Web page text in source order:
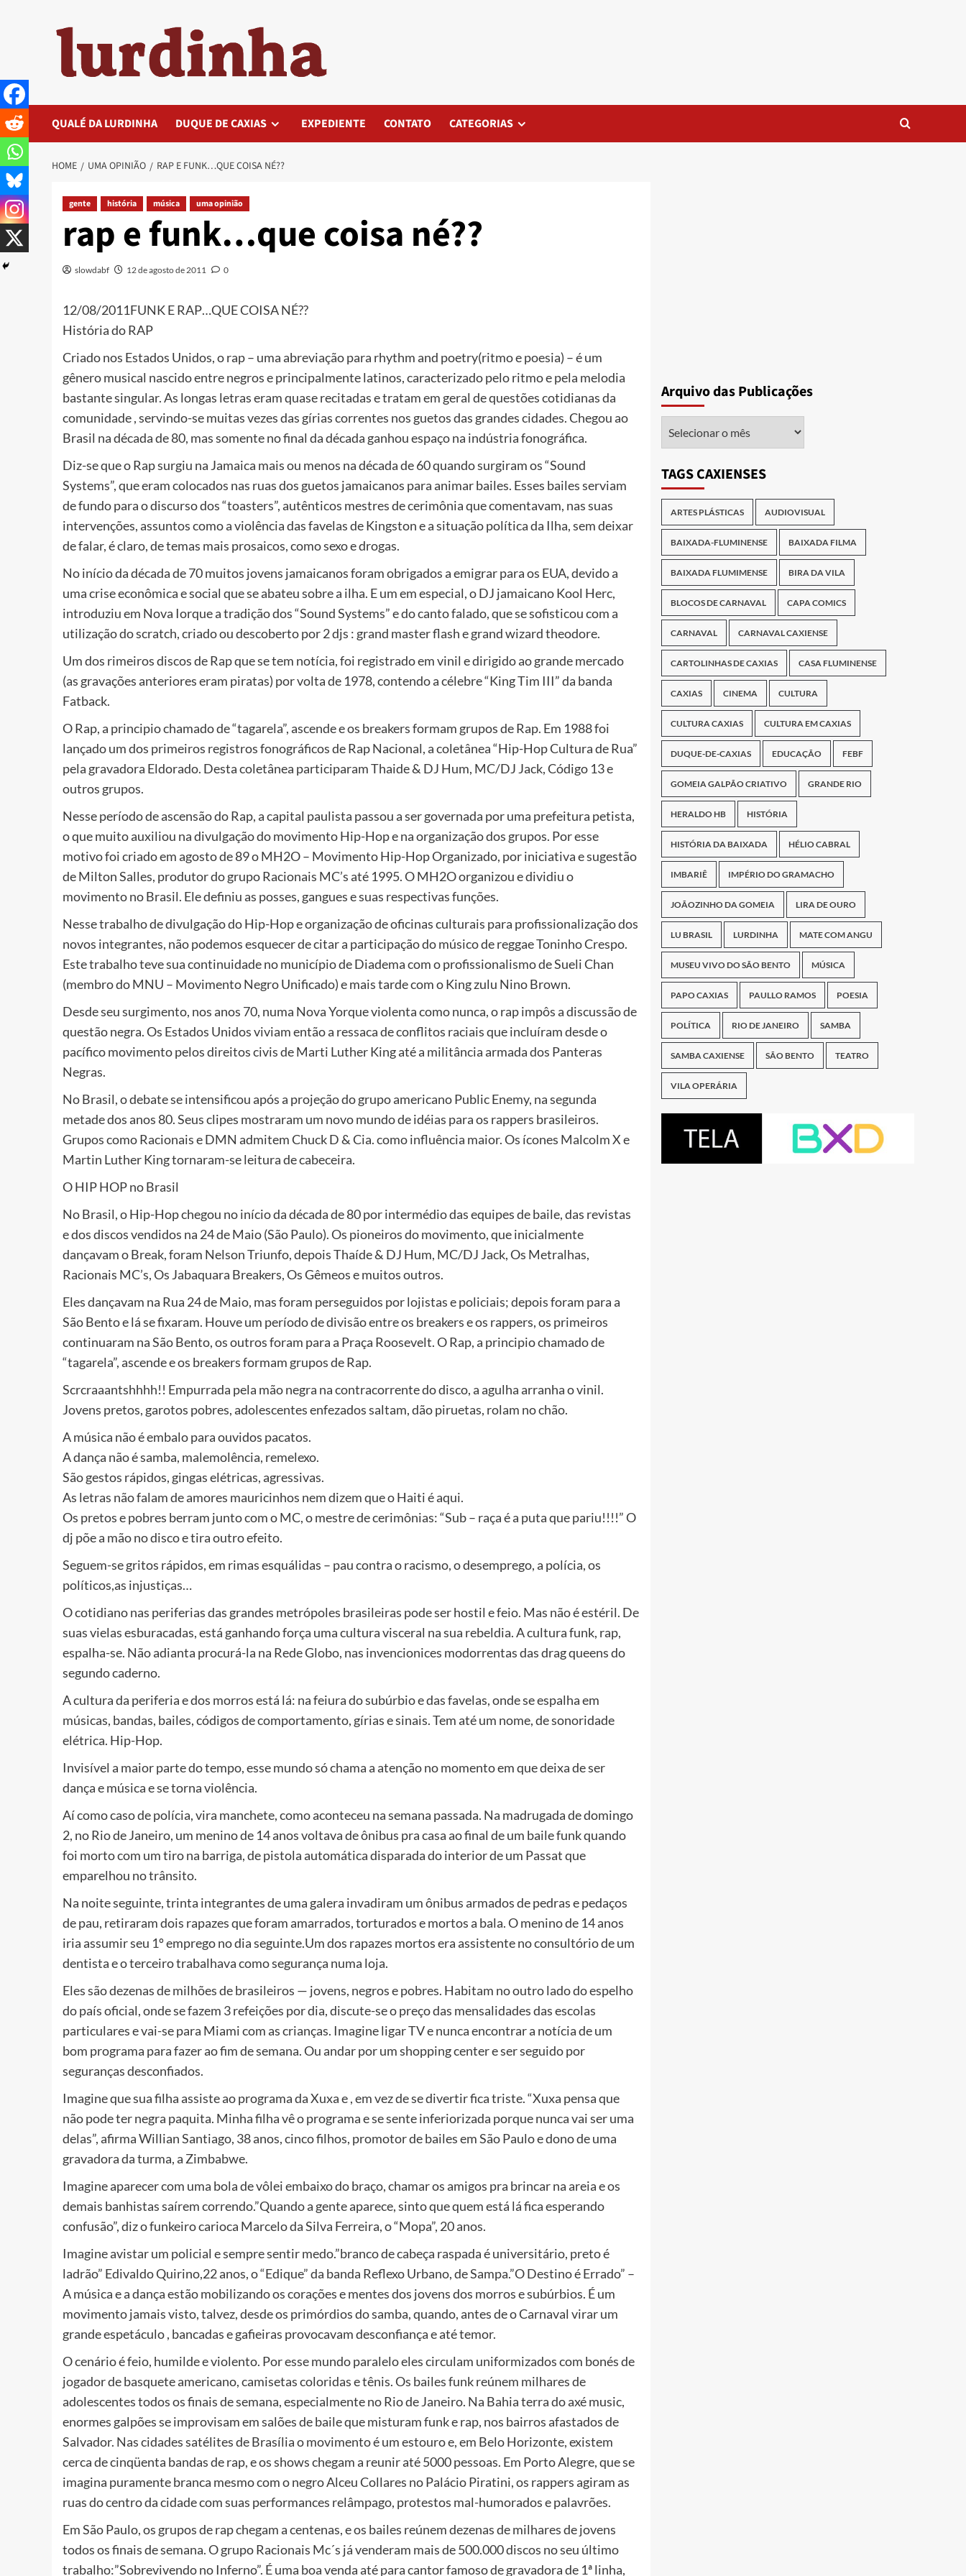
QUALÉ DA LURDINHA DUQUE DE CAXIAS EXPEDIENTE CONTATO CATEGORIAS
HOME UMA OPINIÃO RAP E FUNK…QUE COISA NÉ??
gente história música uma opinião
rap e funk…que coisa né??
slowdabf 12 de agosto de 2011 0
12/08/2011FUNK E RAP…QUE COISA NÉ??
História do RAP
Criado nos Estados Unidos, o rap – uma abreviação para rhythm and poetry(ritmo e poesia) – é um
gênero musical nascido entre negros e principalmente latinos, caracterizado pelo ritmo e pela melodia
bastante singular. As longas letras eram quase recitadas e tratam em geral de questões cotidianas da
comunidade , servindo-se muitas vezes das gírias correntes nos guetos das grandes cidades. Chegou ao
Brasil na década de 80, mas somente no final da década ganhou espaço na indústria fonográfica.
Diz-se que o Rap surgiu na Jamaica mais ou menos na década de 60 quando surgiram os “Sound
Systems”, que eram colocados nas ruas dos guetos jamaicanos para animar bailes. Esses bailes serviam
de fundo para o discurso dos “toasters”, autênticos mestres de cerimônia que comentavam, nas suas
intervenções, assuntos como a violência das favelas de Kingston e a situação política da Ilha, sem deixar
de falar, é claro, de temas mais prosaicos, como sexo e drogas.
No início da década de 70 muitos jovens jamaicanos foram obrigados a emigrar para os EUA, devido a
uma crise econômica e social que se abateu sobre a ilha. E um em especial, o DJ jamaicano Kool Herc,
introduziu em Nova Iorque a tradição dos “Sound Systems” e do canto falado, que se sofisticou com a
utilização do scratch, criado ou descoberto por 2 djs : grand master flash e grand wizard theodore.
Um dos rimeiros discos de Rap que se tem notícia, foi registrado em vinil e dirigido ao grande mercado
(as gravações anteriores eram piratas) por volta de 1978, contendo a célebre “King Tim III” da banda
Fatback.
O Rap, a principio chamado de “tagarela”, ascende e os breakers formam grupos de Rap. Em 1988 foi
lançado um dos primeiros registros fonográficos de Rap Nacional, a coletânea “Hip-Hop Cultura de Rua”
pela gravadora Eldorado. Desta coletânea participaram Thaide & DJ Hum, MC/DJ Jack, Código 13 e
outros grupos.
Nesse período de ascensão do Rap, a capital paulista passou a ser governada por uma prefeitura petista,
o que muito auxiliou na divulgação do movimento Hip-Hop e na organização dos grupos. Por esse
motivo foi criado em agosto de 89 o MH2O – Movimento Hip-Hop Organizado, por iniciativa e sugestão
de Milton Salles, produtor do grupo Racionais MC’s até 1995. O MH2O organizou e dividiu o
movimento no Brasil. Ele definiu as posses, gangues e suas respectivas funções.
Nesse trabalho de divulgação do Hip-Hop e organização de oficinas culturais para profissionalização dos
novos integrantes, não podemos esquecer de citar a participação do músico de reggae Toninho Crespo.
Este trabalho teve sua continuidade no município de Diadema com o profissionalismo de Sueli Chan
(membro do MNU – Movimento Negro Unificado) e mais tarde com o King zulu Nino Brown.
Desde seu surgimento, nos anos 70, numa Nova Yorque violenta como nunca, o rap impôs a discussão de
questão negra. Os Estados Unidos viviam então a ressaca de conflitos raciais que incluíram desde o
pacífico movimento pelos direitos civis de Marti Luther King até a militância armada dos Panteras
Negras.
No Brasil, o debate se intensificou após a projeção do grupo americano Public Enemy, na segunda
metade dos anos 80. Seus clipes mostraram um novo mundo de idéias para os rappers brasileiros.
Grupos como Racionais e DMN admitem Chuck D & Cia. como influência maior. Os ícones Malcolm X e
Martin Luther King tornaram-se leitura de cabeceira.
O HIP HOP no Brasil
No Brasil, o Hip-Hop chegou no início da década de 80 por intermédio das equipes de baile, das revistas
e dos discos vendidos na 24 de Maio (São Paulo). Os pioneiros do movimento, que inicialmente
dançavam o Break, foram Nelson Triunfo, depois Thaíde & DJ Hum, MC/DJ Jack, Os Metralhas,
Racionais MC’s, Os Jabaquara Breakers, Os Gêmeos e muitos outros.
Eles dançavam na Rua 24 de Maio, mas foram perseguidos por lojistas e policiais; depois foram para a
São Bento e lá se fixaram. Houve um período de divisão entre os breakers e os rappers, os primeiros
continuaram na São Bento, os outros foram para a Praça Roosevelt. O Rap, a principio chamado de
“tagarela”, ascende e os breakers formam grupos de Rap.
Scrcraaantshhhh!! Empurrada pela mão negra na contracorrente do disco, a agulha arranha o vinil.
Jovens pretos, garotos pobres, adolescentes enfezados saltam, dão piruetas, rolam no chão.
A música não é embalo para ouvidos pacatos.
A dança não é samba, malemolência, remelexo.
São gestos rápidos, gingas elétricas, agressivas.
As letras não falam de amores mauricinhos nem dizem que o Haiti é aqui.
Os pretos e pobres berram junto com o MC, o mestre de cerimônias: “Sub – raça é a puta que pariu!!!!” O
dj põe a mão no disco e tira outro efeito.
Seguem-se gritos rápidos, em rimas esquálidas – pau contra o racismo, o desemprego, a polícia, os
políticos,as injustiças…
O cotidiano nas periferias das grandes metrópoles brasileiras pode ser hostil e feio. Mas não é estéril. De
suas vielas esburacadas, está ganhando força uma cultura visceral na sua rebeldia. A cultura funk, rap,
espalha-se. Não adianta procurá-la na Rede Globo, nas invencionices modorrentas das drag queens do
segundo caderno.
A cultura da periferia e dos morros está lá: na feiura do subúrbio e das favelas, onde se espalha em
músicas, bandas, bailes, códigos de comportamento, gírias e sinais. Tem até um nome, de sonoridade
elétrica. Hip-Hop.
Invisível a maior parte do tempo, esse mundo só chama a atenção no momento em que deixa de ser
dança e música e se torna violência.
Aí como caso de polícia, vira manchete, como aconteceu na semana passada. Na madrugada de domingo
2, no Rio de Janeiro, um menino de 14 anos voltava de ônibus pra casa ao final de um baile funk quando
foi morto com um tiro na barriga, de pistola automática disparada do interior de um Passat que
emparelhou no trânsito.
Na noite seguinte, trinta integrantes de uma galera invadiram um ônibus armados de pedras e pedaços
de pau, retiraram dois rapazes que foram amarrados, torturados e mortos a bala. O menino de 14 anos
iria assumir seu 1º emprego no dia seguinte.Um dos rapazes mortos era assistente no consultório de um
dentista e o terceiro trabalhava como segurança numa loja.
Eles são dezenas de milhões de brasileiros — jovens, negros e pobres. Habitam no outro lado do espelho
do país oficial, onde se fazem 3 refeições por dia, discute-se o preço das mensalidades das escolas
particulares e vai-se para Miami com as crianças. Imagine ligar TV e nunca encontrar a notícia de um
bom programa para fazer ao fim de semana. Ou andar por um shopping center e ser seguido por
seguranças desconfiados.
Imagine que sua filha assiste ao programa da Xuxa e , em vez de se divertir fica triste. “Xuxa pensa que
não pode ter negra paquita. Minha filha vê o programa e se sente inferiorizada porque nunca vai ser uma
delas”, afirma Willian Santiago, 38 anos, cinco filhos, promotor de bailes em São Paulo e dono de uma
gravadora da turma, a Zimbabwe.
Imagine aparecer com uma bola de vôlei embaixo do braço, chamar os amigos pra brincar na areia e os
demais banhistas saírem correndo.”Quando a gente aparece, sinto que quem está lá fica esperando
confusão”, diz o funkeiro carioca Marcelo da Silva Ferreira, o “Mopa”, 20 anos.
Imagine avistar um policial e sempre sentir medo.”branco de cabeça raspada é universitário, preto é
ladrão” Edivaldo Quirino,22 anos, o “Edique” da banda Reflexo Urbano, de Sampa.”O Destino é Errado” –
A música e a dança estão mobilizando os corações e mentes dos jovens dos morros e subúrbios. É um
movimento jamais visto, talvez, desde os primórdios do samba, quando, antes de o Carnaval virar um
grande espetáculo , bancadas e gafieiras provocavam desconfiança e até temor.
O cenário é feio, humilde e violento. Por esse mundo paralelo eles circulam uniformizados com bonés de
jogador de basquete americano, camisetas coloridas e tênis. Os bailes funk reúnem milhares de
adolescentes todos os finais de semana, especialmente no Rio de Janeiro. Na Bahia terra do axé music,
enormes galpões se improvisam em salões de baile que misturam funk e rap, nos bairros afastados de
Salvador. Nas cidades satélites de Brasília o movimento é um estouro e, em Belo Horizonte, existem
cerca de cinqüenta bandas de rap, e os shows chegam a reunir até 5000 pessoas. Em Porto Alegre, que se
imagina puramente branca mesmo com o negro Alceu Collares no Palácio Piratini, os rappers agiram as
ruas do centro da cidade com suas performances relâmpago, protestos mal-humorados e palavrões.
Em São Paulo, os grupos de rap chegam a centenas, e os bailes reúnem dezenas de milhares de jovens
todos os finais de semana. O grupo Racionais Mc´s já venderam mais de 500.000 discos no seu último
trabalho:”Sobrevivendo no Inferno”. É uma boa venda até para cantor famoso de gravadora de 1ª linha,
Arquivo das Publicações
TAGS CAXIENSES
ARTES PLÁSTICAS AUDIOVISUAL
BAIXADA-FLUMINENSE BAIXADA FILMA
BAIXADA FLUMIMENSE BIRA DA VILA
BLOCOS DE CARNAVAL CAPA COMICS
CARNAVAL CARNAVAL CAXIENSE
CARTOLINHAS DE CAXIAS CASA FLUMINENSE
CAXIAS CINEMA CULTURA
CULTURA CAXIAS CULTURA EM CAXIAS
DUQUE-DE-CAXIAS EDUCAÇÃO FEBF
GOMEIA GALPÃO CRIATIVO GRANDE RIO
HERALDO HB HISTÓRIA
HISTÓRIA DA BAIXADA HÉLIO CABRAL
IMBARIÊ IMPÉRIO DO GRAMACHO
JOÃOZINHO DA GOMEIA LIRA DE OURO
LU BRASIL LURDINHA MATE COM ANGU
MUSEU VIVO DO SÃO BENTO MÚSICA
PAPO CAXIAS PAULLO RAMOS POESIA
POLÍTICA RIO DE JANEIRO SAMBA
SAMBA CAXIENSE SÃO BENTO TEATRO
VILA OPERÁRIA